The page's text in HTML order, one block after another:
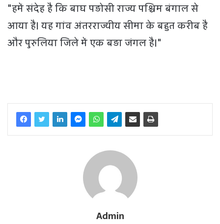
"हमें संदेह है कि बाघ पड़ोसी राज्य पश्चिम बंगाल से
आया है। यह गांव अंतरराज्यीय सीमा के बहुत करीब है
और पुरुलिया जिले में एक बड़ा जंगल है।"
Admin